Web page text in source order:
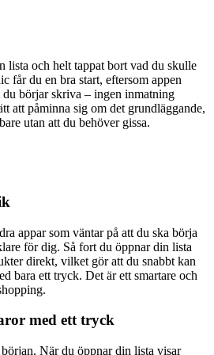
lista och helt tappat bort vad du skulle
får du en bra start, eftersom appen
börjar skriva – ingen inmatning
att påminna sig om det grundläggande,
utan att du behöver gissa.
appar som väntar på att du ska börja
för dig. Så fort du öppnar din lista
direkt, vilket gör att du snabbt kan
bara ett tryck. Det är ett smartare och
med ett tryck
När du öppnar din lista visar